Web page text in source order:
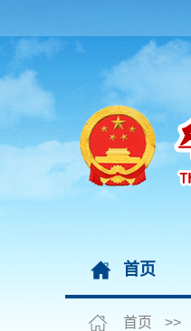
首页
首页 >>